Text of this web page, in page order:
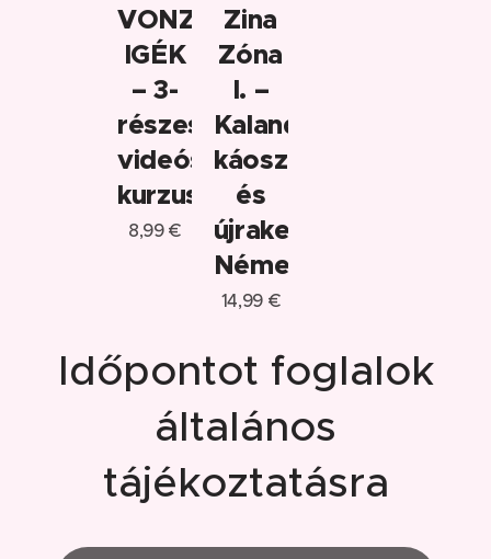
VONZATOS
IGÉK
– 3-
részes
videós
kurzus
8,99€
Zina
Zóna
I. –
Kaland,
káosz
és
újrakezdés
Németországban
14,99 €
Időpontot foglalok
általános
tájékoztatásra